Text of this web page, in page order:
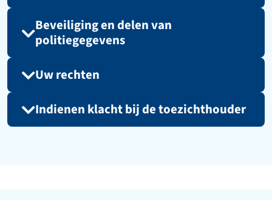
Beveiliging en delen van
politiegegevens
Uw rechten
Indienen klacht bij de toezichthouder